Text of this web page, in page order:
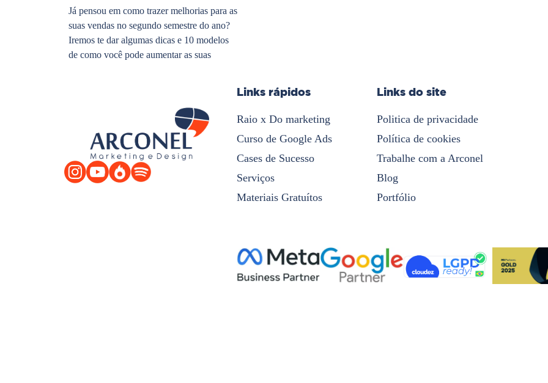
Já pensou em como trazer melhorias para as
suas vendas no segundo semestre do ano?
Iremos te dar algumas dicas e 10 modelos
de como você pode aumentar as suas
Links rápidos
Raio x Do marketing
Curso de Google Ads
Cases de Sucesso
Serviços
Materiais Gratuítos
Links do site
Politica de privacidade
Política de cookies
Trabalhe com a Arconel
Blog
Portfólio